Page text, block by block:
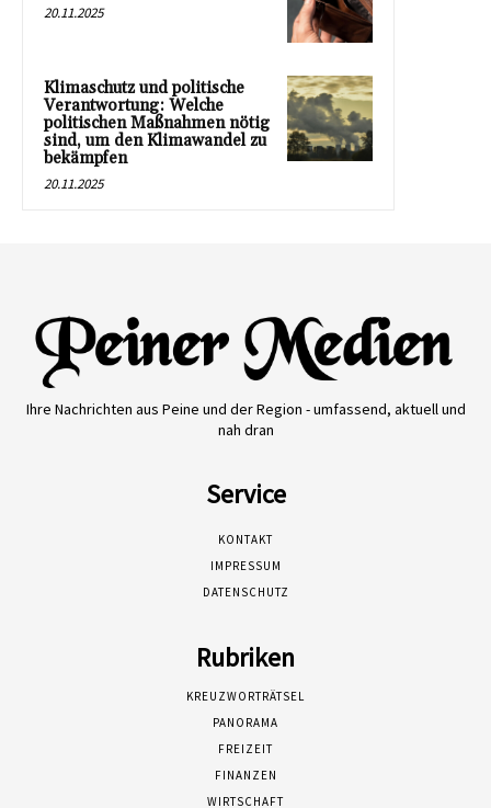
20.11.2025
Klimaschutz und politische
Verantwortung: Welche
politischen Maßnahmen nötig
sind, um den Klimawandel zu
bekämpfen
20.11.2025
Ihre Nachrichten aus Peine und der Region - umfassend, aktuell und
nah dran
Service
KONTAKT
IMPRESSUM
DATENSCHUTZ
Rubriken
KREUZWORTRÄTSEL
PANORAMA
FREIZEIT
FINANZEN
WIRTSCHAFT